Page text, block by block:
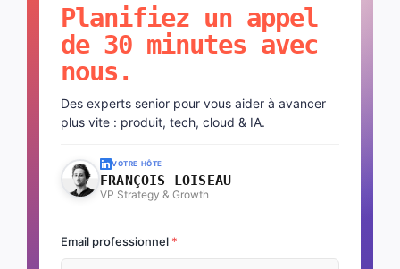
Planifiez un appel
de 30 minutes avec
nous.
Des experts senior pour vous aider à avancer
plus vite : produit, tech, cloud & IA.
VOTRE HÔTE
FRANÇOIS LOISEAU
VP Strategy & Growth
Email professionnel *